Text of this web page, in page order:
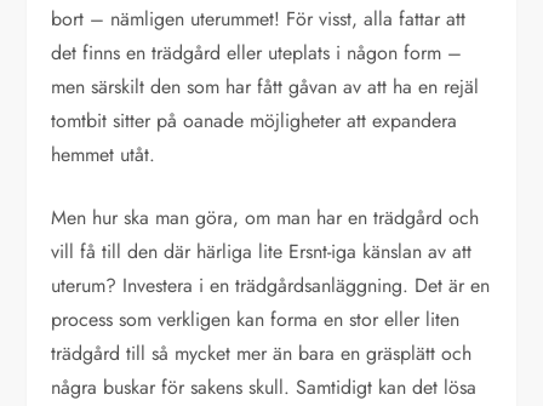
bort – nämligen uterummet! För visst, alla fattar att
det finns en trädgård eller uteplats i någon form –
men särskilt den som har fått gåvan av att ha en rejäl
tomtbit sitter på oanade möjligheter att expandera
hemmet utåt.
Men hur ska man göra, om man har en trädgård och
vill få till den där härliga lite Ersnt-iga känslan av att
uterum? Investera i en trädgårdsanläggning. Det är en
process som verkligen kan forma en stor eller liten
trädgård till så mycket mer än bara en gräsplätt och
några buskar för sakens skull. Samtidigt kan det lösa